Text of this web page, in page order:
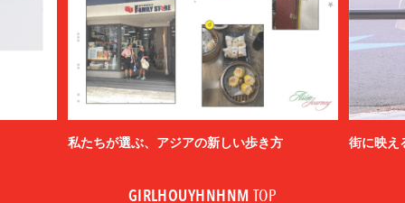
私たちが選ぶ、アジアの新しい歩き方 街に映え
GIRLHOUYHNHNM TOP